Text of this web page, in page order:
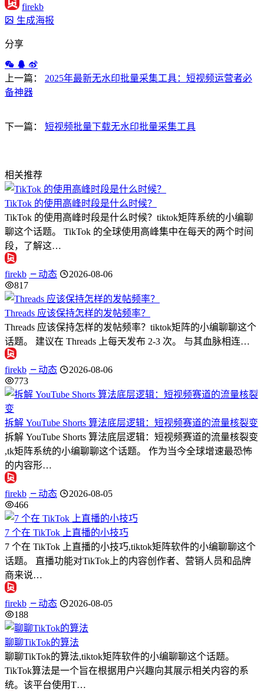
firekb
生成海报
分享
上一篇：
2025年最新无水印批量采集工具：短视频运营者必
备神器
下一篇： 短视频批量下载无水印批量采集工具
相关推荐
TikTok 的使用高峰时段是什么时候？
TikTok 的使用高峰时段是什么时候？tiktok矩阵系统的小编聊
聊这个话题。 TikTok 的全球使用高峰集中在每天的两个时间
段，了解这…
firekb 动态
2026-08-06
817
Threads 应该保持怎样的发帖频率？
Threads 应该保持怎样的发帖频率？tiktok矩阵的小编聊聊这个
话题。 建议在 Threads 上每天发布 2-3 次。 与其血脉相连…
firekb 动态
2026-08-06
773
拆解 YouTube Shorts 算法底层逻辑：短视频赛道的流量核裂变
拆解 YouTube Shorts 算法底层逻辑：短视频赛道的流量核裂变
,tk矩阵系统的小编聊聊这个话题。 作为当今全球增速最恐怖
的内容形…
firekb 动态
2026-08-05
466
7 个在 TikTok 上直播的小技巧
7 个在 TikTok 上直播的小技巧,tiktok矩阵软件的小编聊聊这个
话题。 直播功能对TikTok上的内容创作者、营销人员和品牌
商来说…
firekb 动态
2026-08-05
188
聊聊TikTok的算法
聊聊TikTok的算法,tiktok矩阵软件的小编聊聊这个话题。
TikTok算法是一个旨在根据用户兴趣向其展示相关内容的系
统。该平台使用T…